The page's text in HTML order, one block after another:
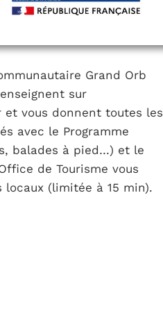
Grand Orb
sur
et vous donnent toutes les
avec le Programme
balades à pied…) et le
de Tourisme vous
(limitée à 15 min).